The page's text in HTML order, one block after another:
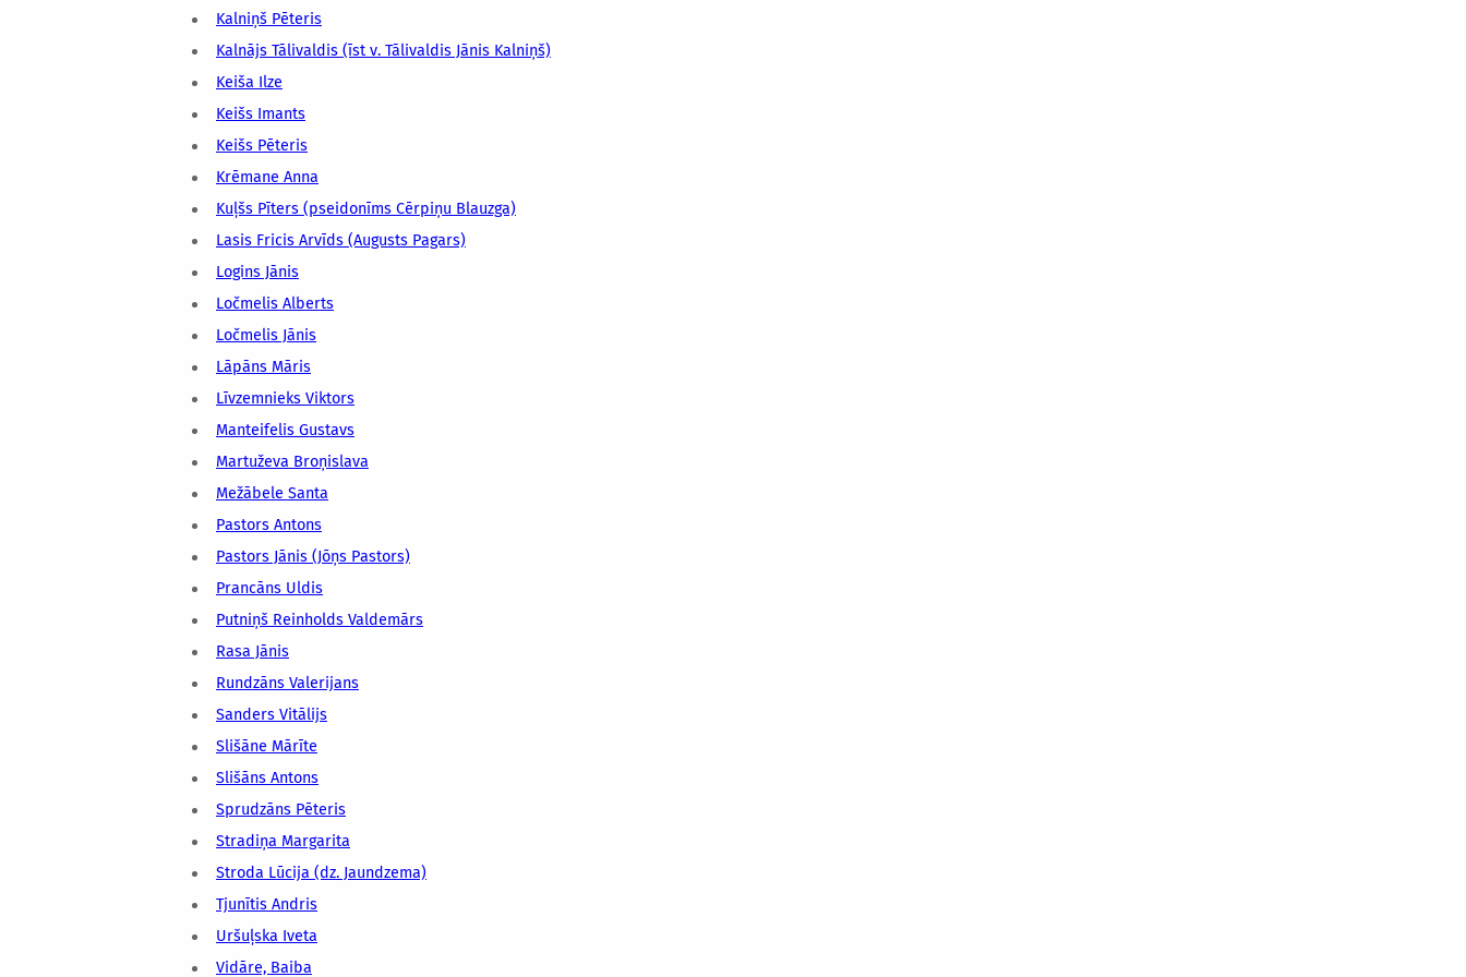
Kalniņš Pēteris
Kalnājs Tālivaldis (īst v. Tālivaldis Jānis Kalniņš)
Keiša Ilze
Keišs Imants
Keišs Pēteris
Krēmane Anna
Kuļšs Pīters (pseidonīms Cērpiņu Blauzga)
Lasis Fricis Arvīds (Augusts Pagars)
Logins Jānis
Ločmelis Alberts
Ločmelis Jānis
Lāpāns Māris
Līvzemnieks Viktors
Manteifelis Gustavs
Martuževa Broņislava
Mežābele Santa
Pastors Antons
Pastors Jānis (Jōņs Pastors)
Prancāns Uldis
Putniņš Reinholds Valdemārs
Rasa Jānis
Rundzāns Valerijans
Sanders Vitālijs
Slišāne Mārīte
Slišāns Antons
Sprudzāns Pēteris
Stradiņa Margarita
Stroda Lūcija (dz. Jaundzema)
Tjunītis Andris
Uršuļska Iveta
Vidāre, Baiba